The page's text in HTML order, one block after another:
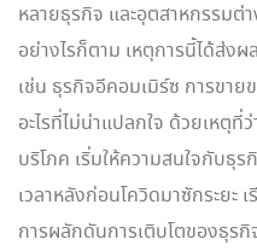
หลายธุรกิจ และอุตสาหกรรมต่
อย่างไรก็ตาม เหตุการนี้ได้ส่ง
เช่น ธุรกิจอีคอมเมิร์ซ การขา
อะไรที่ไม่น่าแปลกใจ ด้วยเหตุ
บริโภค เริ่มให้ความสนใจกับธุ
เวลาหลังก่อนโควิดมาซักระยะ
การผลักดันการเติบโตของธุร